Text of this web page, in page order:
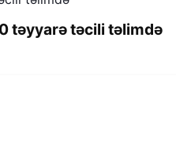
təyyarə təcili təlimdə